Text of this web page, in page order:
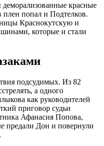
красные
плен попал и Подтелков.
Краснокутскую и
которые и стали
подсудимых. Из 82
а одного
как руководителей
приговор судьи
Афанасия Попова,
предали Дон и повернули